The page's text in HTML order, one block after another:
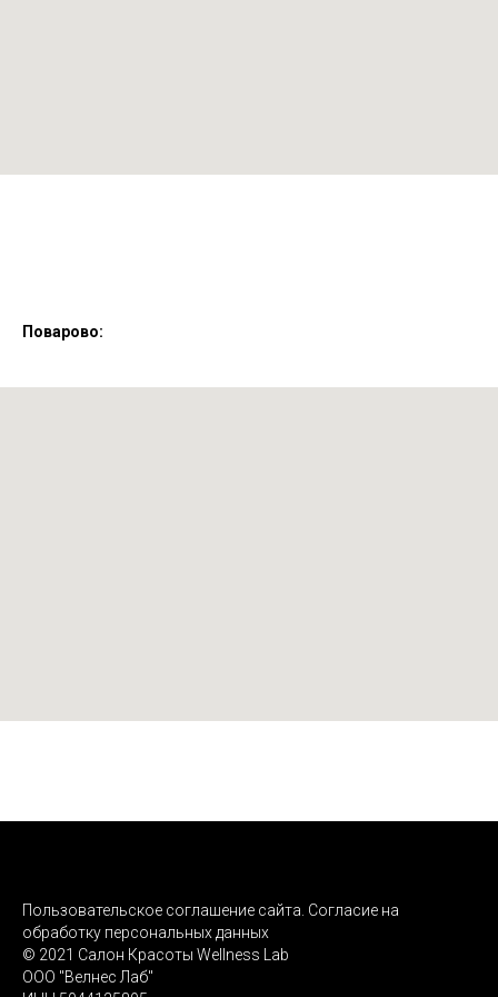
Поварово:
Пользовательское соглашение сайта. Согласие на
обработку персональных данных
© 2021 Салон Красоты Wellness Lab
ООО "Велнес Лаб"